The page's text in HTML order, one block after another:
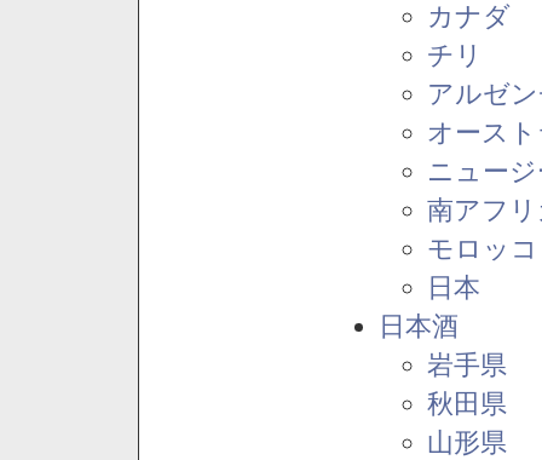
カナダ
チリ
アルゼ
オース
ニュー
南アフ
モロッコ
日本
日本酒
岩手県
秋田県
山形県